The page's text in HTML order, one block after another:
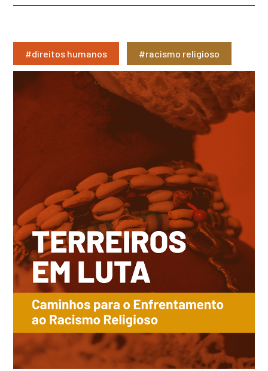
#direitos humanos #racismo religioso